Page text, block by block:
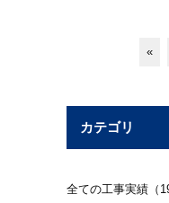
«
カテゴリ
全ての工事実績（